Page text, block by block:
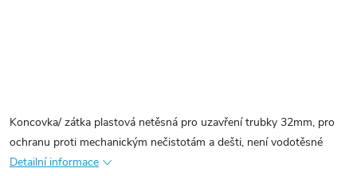
Koncovka/ zátka plastová netěsná pro uzavření trubky 32mm, pro
ochranu proti mechanickým nečistotám a dešti, není vodotěsné
Detailní informace